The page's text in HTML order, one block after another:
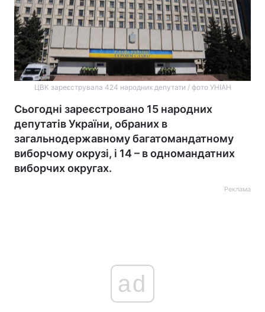
ЦВК зареєструвала 424 народних депутати / фото УНІАН
Сьогодні зареєстровано 15 народних
депутатів України, обраних в
загальнодержавному багатомандатному
виборчому окрузі, і 14 – в одномандатних
виборчих округах.
Реклама
ad